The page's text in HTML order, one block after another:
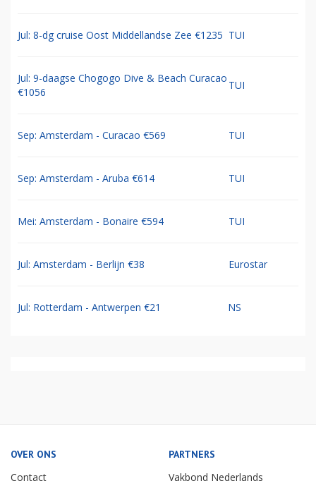
Jul: 8-dg cruise Oost Middellandse Zee €1235 TUI
Jul: 9-daagse Chogogo Dive & Beach Curacao
€1056
TUI
Sep: Amsterdam - Curacao €569 TUI
Sep: Amsterdam - Aruba €614 TUI
Mei: Amsterdam - Bonaire €594 TUI
Jul: Amsterdam - Berlijn €38 Eurostar
Jul: Rotterdam - Antwerpen €21 NS
OVER ONS
Contact
PARTNERS
Vakbond Nederlands